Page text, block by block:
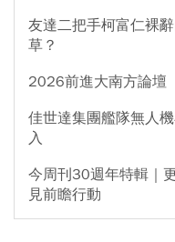
友達二把手柯富仁裸
草？
2026前進大南方論壇
佳世達集團艦隊無人
入
今周刊30週年特輯｜
見前瞻行動